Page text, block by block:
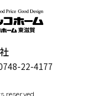
22-4177
reserved.